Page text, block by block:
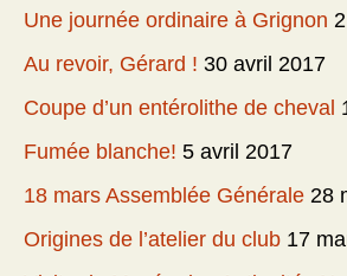
Une journée ordinaire à Grignon
Au revoir, Gérard ! 30 avril 2017
Coupe d’un entérolithe de cheval
Fumée blanche! 5 avril 2017
18 mars Assemblée Générale 28
Origines de l’atelier du club 17